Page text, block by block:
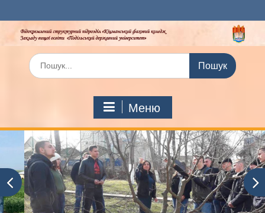
до
вмісту
Шукати:
Меню